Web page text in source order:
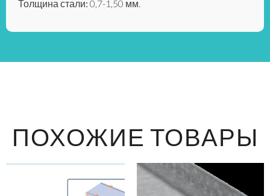
Толщина стали: 0,7-1,50 мм.
ПОХОЖИЕ ТОВАРЫ